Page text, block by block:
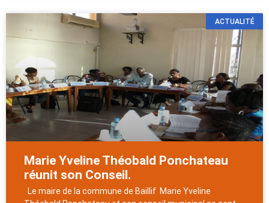
ACTUALITÉ
Marie Yveline Théobald Ponchateau
réunit son Conseil.
Le maire de la commune de Baillif Marie Yveline